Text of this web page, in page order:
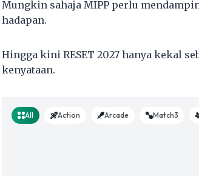
Mungkin sahaja MIPP perlu
hadapan.
Hingga kini RESET 2027 hanya kekal
kenyataan.